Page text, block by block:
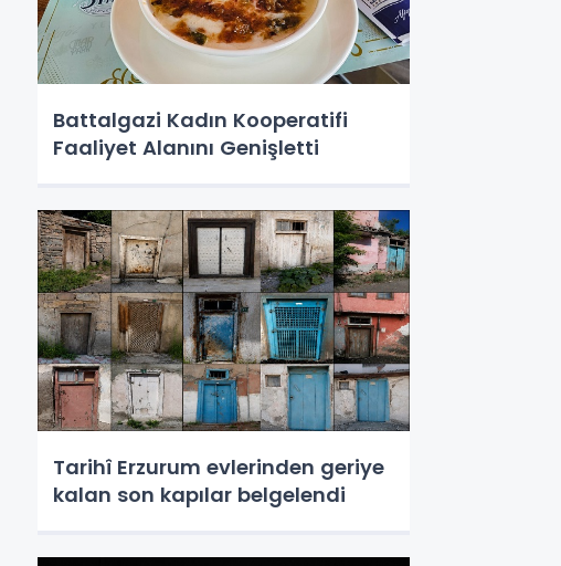
Battalgazi Kadın Kooperatifi
Faaliyet Alanını Genişletti
Tarihî Erzurum evlerinden geriye
kalan son kapılar belgelendi